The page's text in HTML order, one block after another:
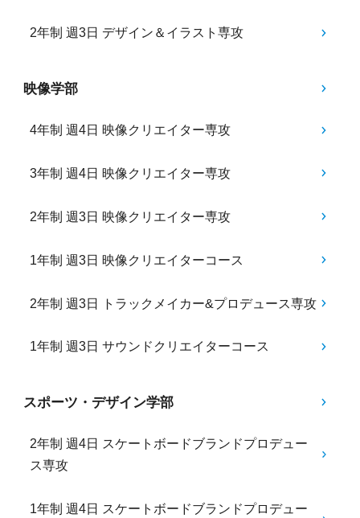
2年制 週3日 デザイン＆イラスト専攻
映像学部
4年制 週4日 映像クリエイター専攻
3年制 週4日 映像クリエイター専攻
2年制 週3日 映像クリエイター専攻
1年制 週3日 映像クリエイターコース
2年制 週3日 トラックメイカー&プロデュース専攻
1年制 週3日 サウンドクリエイターコース
スポーツ・デザイン学部
2年制 週4日 スケートボードブランドプロデュー
ス専攻
1年制 週4日 スケートボードブランドプロデュー